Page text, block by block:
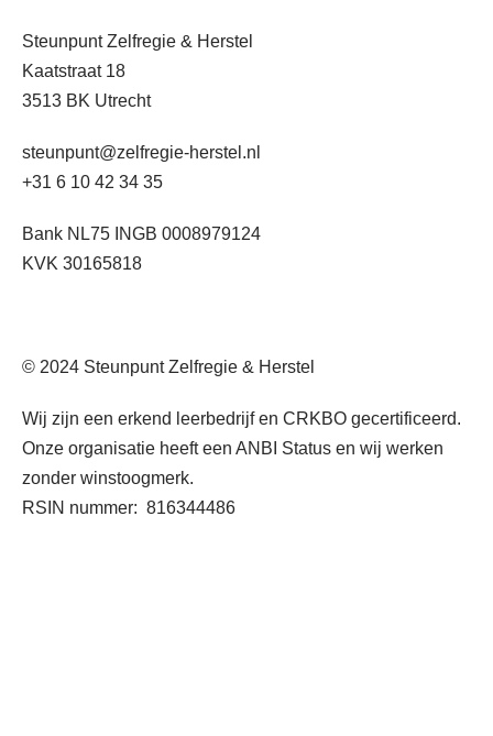
Steunpunt Zelfregie & Herstel
Kaatstraat 18
3513 BK Utrecht
steunpunt@zelfregie-herstel.nl
+31 6 10 42 34 35
Bank NL75 INGB 0008979124
KVK 30165818
© 2024 Steunpunt Zelfregie & Herstel
Wij zijn een erkend leerbedrijf en CRKBO gecertificeerd.
Onze organisatie heeft een ANBI Status en wij werken
zonder winstoogmerk.
RSIN nummer: 816344486